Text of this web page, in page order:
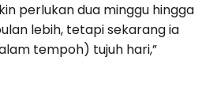
perlukan dua minggu hingga
lebih, tetapi sekarang ia
tempoh) tujuh hari,”